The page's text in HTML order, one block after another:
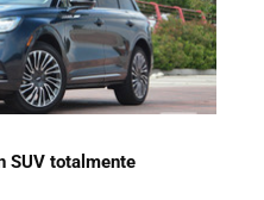
SUV totalmente